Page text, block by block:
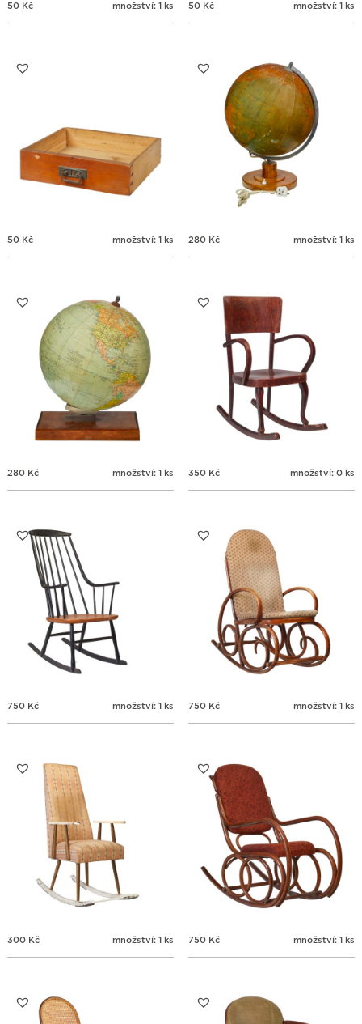
50 Kč množství: 1 ks 50 Kč množství: 1 ks
50 Kč množství: 1 ks 280 Kč množství: 1 ks
280 Kč množství: 1 ks 350 Kč množství: 0 ks
750 Kč množství: 1 ks 750 Kč množství: 1 ks
300 Kč množství: 1 ks 750 Kč množství: 1 ks